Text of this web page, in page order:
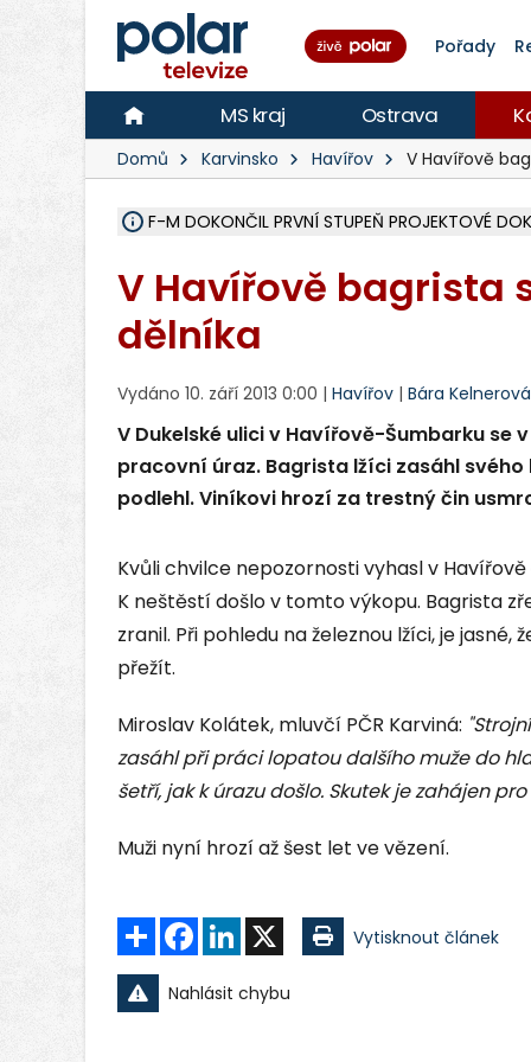
Pořady
MS kraj Ostrava
Domů Karvinsko Havířov V Havířově
F-M DOKONČIL PRVNÍ STUPEŇ PROJEKTOVÉ
V Havířově bagrista
dělníka
Vydáno 10. září 2013 0:00 | Havířov | Bára Kelnerová
V Dukelské ulici v Havířově-Šumbarku se
pracovní úraz. Bagrista lžíci zasáhl
podlehl. Viníkovi hrozí za trestný čin
Kvůli chvilce nepozornosti vyhasl v Havířově
K neštěstí došlo v tomto výkopu. Bagrista
zranil. Při pohledu na železnou lžíci, je
přežít.
Miroslav Kolátek, mluvčí PČR Karviná:
zasáhl při práci lopatou dalšího muže do
šetří, jak k úrazu došlo. Skutek je zahájen
Muži nyní hrozí až šest let ve vězení.
Sdílet FacebookLinkedIn Vytisknout článek
Nahlásit chybu